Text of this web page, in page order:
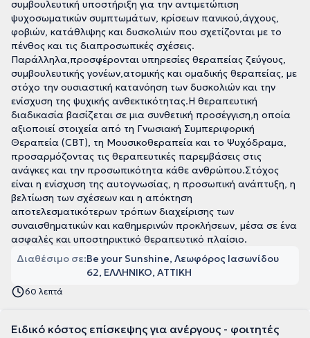
συμβουλευτική υποστήριξη για την αντιμετώπιση
ψυχοσωματικών συμπτωμάτων, κρίσεων πανικού,άγχους,
φοβιών, κατάθλιψης και δυσκολιών που σχετίζονται με το
πένθος και τις διαπροσωπικές σχέσεις.
Παράλληλα,προσφέρονται υπηρεσίες θεραπείας ζεύγους,
συμβουλευτικής γονέων,ατομικής και ομαδικής θεραπείας, με
στόχο την ουσιαστική κατανόηση των δυσκολιών και την
ενίσχυση της ψυχικής ανθεκτικότητας.Η θεραπευτική
διαδικασία βασίζεται σε μια συνθετική προσέγγιση,η οποία
αξιοποιεί στοιχεία από τη Γνωσιακή Συμπεριφορική
Θεραπεία (CBT), τη Μουσικοθεραπεία και το Ψυχόδραμα,
προσαρμόζοντας τις θεραπευτικές παρεμβάσεις στις
ανάγκες και την προσωπικότητα κάθε ανθρώπου.Στόχος
είναι η ενίσχυση της αυτογνωσίας, η προσωπική ανάπτυξη, η
βελτίωση των σχέσεων και η απόκτηση
αποτελεσματικότερων τρόπων διαχείρισης των
συναισθηματικών και καθημερινών προκλήσεων, μέσα σε ένα
ασφαλές και υποστηρικτικό θεραπευτικό πλαίσιο.
Διαθέσιμο σε:Be your Sunshine, Λεωφόρος Ιασωνίδου
62, ΕΛΛΗΝΙΚΟ, ΑΤΤΙΚΗ
60 λεπτά
Ειδικό κόστος επίσκεψης για ανέργους - φοιτητές